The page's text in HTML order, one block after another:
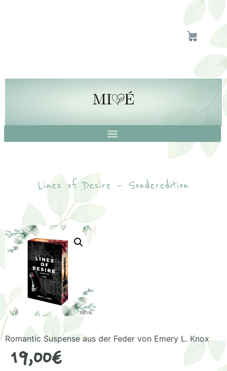
Lines of Desire – Sonderedition
Romantic Suspense aus der Feder von Emery L. Knox
19,00€